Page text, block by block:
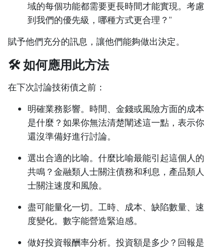
域的每個功能都需要更長時間才能實現。考慮
到我們的優先級，哪種方式更合理？”
賦予他們充分的訊息，讓他們能夠做出決定。
🛠️ 如何應用此方法
在下次討論技術債之前：
明確業務影響。時間、金錢或風險方面的成本
是什麼？如果你無法清楚闡述這一點，表示你
還沒準備好進行討論。
選出合適的比喻。什麼比喻最能引起這個人的
共鳴？金融類人士關注債務和利息，產品類人
士關注速度和風險。
盡可能量化一切。工時、成本、缺陷數量、速
度變化。數字能營造緊迫感。
做好投資報酬率分析。投資額是多少？回報是